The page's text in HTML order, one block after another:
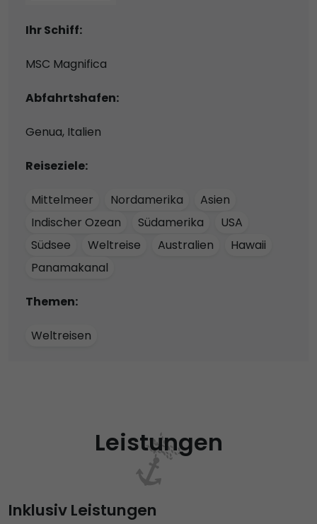
Ihr Schiff:
MSC Magnifica
Abfahrtshafen:
Genua, Italien
Reiseziele:
Mittelmeer Nordamerika
Asien
Indischer Ozean
Südamerika
USA
Südsee
Weltreise Australien
Hawaii
Panamakanal
Themen:
Weltreisen
Leistungen
Inklusiv Leistungen